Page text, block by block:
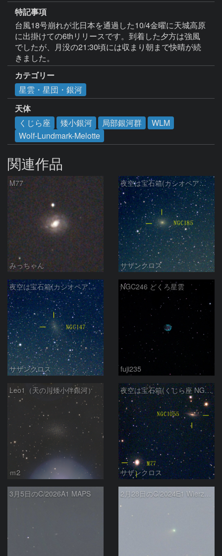
特記事項
台風18号崩れが北日本を通過した10/4金曜に天城高原
に出掛けての6thリリースです。到着した夕方は強風
でしたが、月没の21:30頃には収まり朝まで快晴が続
きました。
カテゴリー
星雲・星団・銀河
天体
くじら座
矮小銀河 局部銀河群
WLM
Wolf-Lundmark-Melotte
関連作品
M77
みっちゃん
夜空は宝石箱(カシオペア座 NGC185) Seestar50
サザンクロス
夜空は宝石箱(カシオペア座 NGC147) Seestar50
サザンクロス
NGC246 どくろ星雲
fuji235
Leo1（天の川矮小伴銀河）
ｍ2
夜空は宝石箱(くじら座 NGC1055) Seestar50
サザンクロス
3月5日のC/2026A1 MAPS 2月28日のC/2024E1 Wierzchos